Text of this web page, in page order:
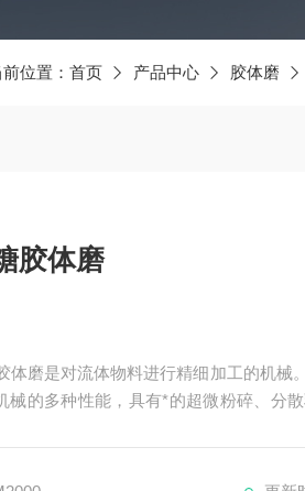
位置： 首页 产品中心 胶体磨
胶体磨
体磨是对流体物料进行精细加工的机械
械的多种性能，具有*的超微粉碎、分